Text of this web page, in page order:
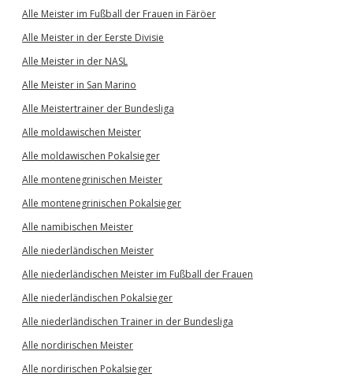
Alle Meister im Fußball der Frauen in Färöer
Alle Meister in der Eerste Divisie
Alle Meister in der NASL
Alle Meister in San Marino
Alle Meistertrainer der Bundesliga
Alle moldawischen Meister
Alle moldawischen Pokalsieger
Alle montenegrinischen Meister
Alle montenegrinischen Pokalsieger
Alle namibischen Meister
Alle niederländischen Meister
Alle niederländischen Meister im Fußball der Frauen
Alle niederländischen Pokalsieger
Alle niederländischen Trainer in der Bundesliga
Alle nordirischen Meister
Alle nordirischen Pokalsieger